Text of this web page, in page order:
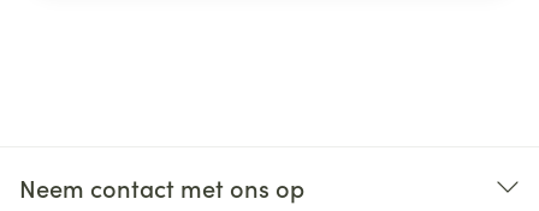
Neem contact met ons op